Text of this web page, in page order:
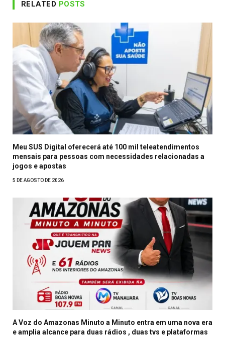
RELATED POSTS
Meu SUS Digital oferecerá até 100 mil teleatendimentos
mensais para pessoas com necessidades relacionadas a
jogos e apostas
5 DE AGOSTO DE 2026
A Voz do Amazonas Minuto a Minuto entra em uma nova era
e amplia alcance para duas rádios , duas tvs e plataformas